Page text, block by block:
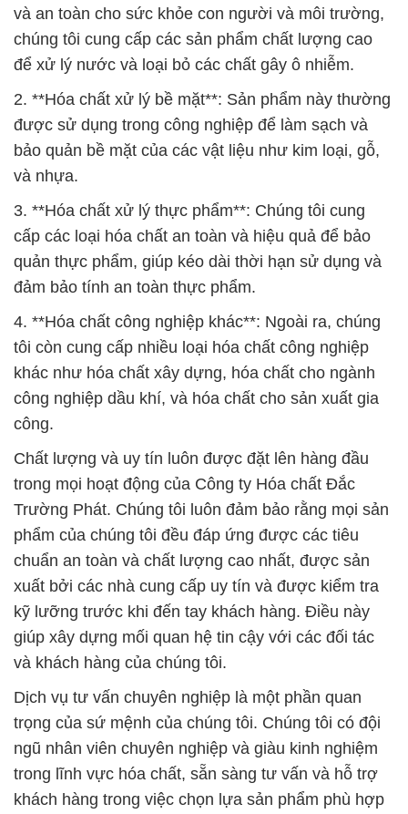
và an toàn cho sức khỏe con người và môi trường,
chúng tôi cung cấp các sản phẩm chất lượng cao
để xử lý nước và loại bỏ các chất gây ô nhiễm.
2. **Hóa chất xử lý bề mặt**: Sản phẩm này thường
được sử dụng trong công nghiệp để làm sạch và
bảo quản bề mặt của các vật liệu như kim loại, gỗ,
và nhựa.
3. **Hóa chất xử lý thực phẩm**: Chúng tôi cung
cấp các loại hóa chất an toàn và hiệu quả để bảo
quản thực phẩm, giúp kéo dài thời hạn sử dụng và
đảm bảo tính an toàn thực phẩm.
4. **Hóa chất công nghiệp khác**: Ngoài ra, chúng
tôi còn cung cấp nhiều loại hóa chất công nghiệp
khác như hóa chất xây dựng, hóa chất cho ngành
công nghiệp dầu khí, và hóa chất cho sản xuất gia
công.
Chất lượng và uy tín luôn được đặt lên hàng đầu
trong mọi hoạt động của Công ty Hóa chất Đắc
Trường Phát. Chúng tôi luôn đảm bảo rằng mọi sản
phẩm của chúng tôi đều đáp ứng được các tiêu
chuẩn an toàn và chất lượng cao nhất, được sản
xuất bởi các nhà cung cấp uy tín và được kiểm tra
kỹ lưỡng trước khi đến tay khách hàng. Điều này
giúp xây dựng mối quan hệ tin cậy với các đối tác
và khách hàng của chúng tôi.
Dịch vụ tư vấn chuyên nghiệp là một phần quan
trọng của sứ mệnh của chúng tôi. Chúng tôi có đội
ngũ nhân viên chuyên nghiệp và giàu kinh nghiệm
trong lĩnh vực hóa chất, sẵn sàng tư vấn và hỗ trợ
khách hàng trong việc chọn lựa sản phẩm phù hợp